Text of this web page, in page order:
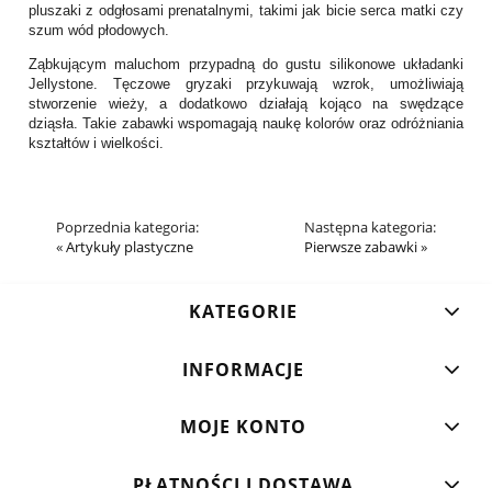
pluszaki z odgłosami prenatalnymi, takimi jak bicie serca matki czy
szum wód płodowych.
Ząbkującym maluchom przypadną do gustu silikonowe układanki
Jellystone. Tęczowe gryzaki przykuwają wzrok, umożliwiają
stworzenie wieży, a dodatkowo działają kojąco na swędzące
dziąsła. Takie zabawki wspomagają naukę kolorów oraz odróżniania
kształtów i wielkości.
Poprzednia kategoria:
«Artykuły plastyczne
Następna kategoria:
Pierwsze zabawki»
KATEGORIE
INFORMACJE
MOJE KONTO